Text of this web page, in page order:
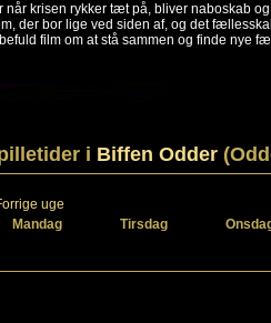
når krisen rykker tæt på, bliver naboskab
der bor lige ved siden af, og det
film om at stå sammen og finde nye
i Biffen Odder
uge
Mandag
Tirsdag